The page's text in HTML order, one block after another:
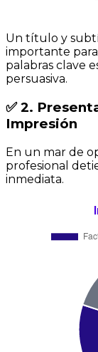
Un título y
importante para
palabras clave
persuasiva.
✅ 2.
Impresión
En un mar de
profesional
inmediata.